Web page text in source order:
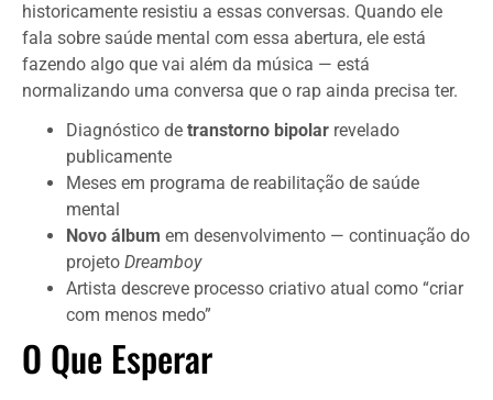
historicamente resistiu a essas conversas. Quando ele
fala sobre saúde mental com essa abertura, ele está
fazendo algo que vai além da música — está
normalizando uma conversa que o rap ainda precisa ter.
Diagnóstico de transtorno bipolar revelado
publicamente
Meses em programa de reabilitação de saúde
mental
Novo álbum em desenvolvimento — continuação do
projeto Dreamboy
Artista descreve processo criativo atual como “criar
com menos medo”
O Que Esperar